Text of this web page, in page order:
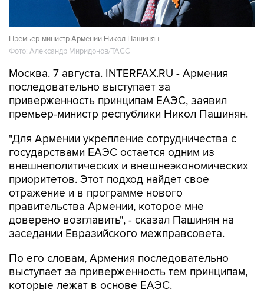
Премьер-министр Армении Никол Пашинян
Фото: Александр Миридонов/ТАСС
Москва. 7 августа. INTERFAX.RU - Армения
последовательно выступает за
приверженность принципам ЕАЭС, заявил
премьер-министр республики Никол Пашинян.
"Для Армении укрепление сотрудничества с
государствами ЕАЭС остается одним из
внешнеполитических и внешнеэкономических
приоритетов. Этот подход найдет свое
отражение и в программе нового
правительства Армении, которое мне
доверено возглавить", - сказал Пашинян на
заседании Евразийского межправсовета.
По его словам, Армения последовательно
выступает за приверженность тем принципам,
которые лежат в основе ЕАЭС.